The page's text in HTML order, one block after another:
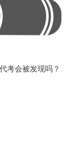
考会被发现吗？